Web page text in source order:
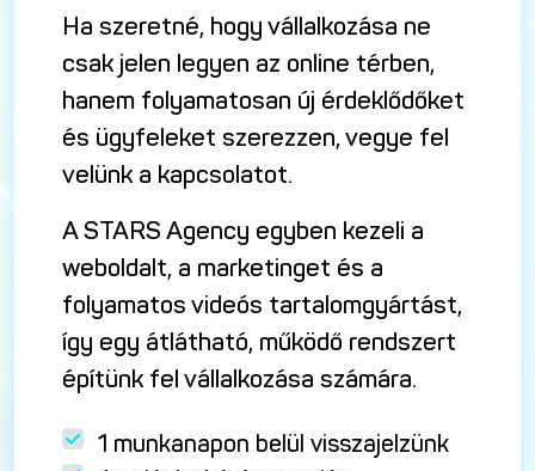
Ha szeretné, hogy vállalkozása ne
csak jelen legyen az online térben,
hanem folyamatosan új érdeklődőket
és ügyfeleket szerezzen, vegye fel
velünk a kapcsolatot.
A STARS Agency egyben kezeli a
weboldalt, a marketinget és a
folyamatos videós tartalomgyártást,
így egy átlátható, működő rendszert
építünk fel vállalkozása számára.
1 munkanapon belül visszajelzünk